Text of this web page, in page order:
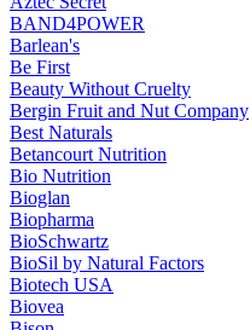
BAND4POWER
Barlean's
Be First
Beauty Without Cruelty
Bergin Fruit and Nut Company
Best Naturals
Betancourt Nutrition
Bio Nutrition
Bioglan
Biopharma
BioSchwartz
BioSil by Natural Factors
Biotech USA
Biovea